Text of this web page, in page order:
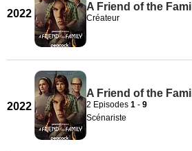
2022
A Friend of the
Créateur
2022
A Friend of the
2 Episodes 1 - 9
Scénariste